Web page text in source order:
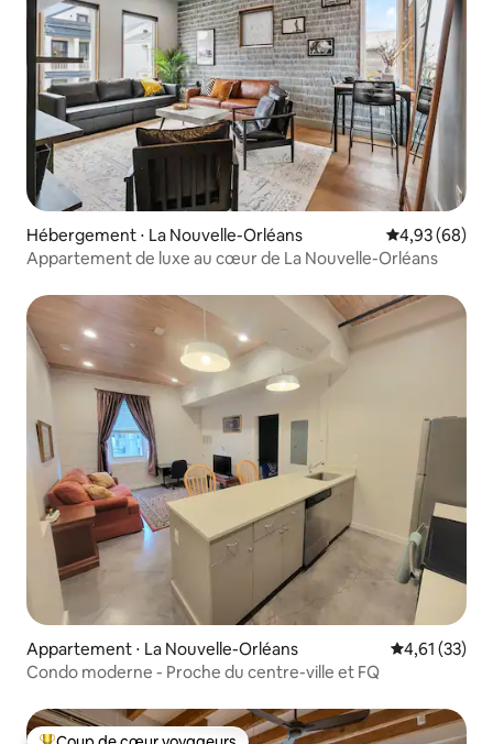
Hébergement ⋅ La Nouvelle-Orléans Évaluation
4,93 (68)
Appartement de luxe au cœur de La Nouvelle-Orléans
Appartement ⋅ La Nouvelle-Orléans Évaluation
4,61 (33)
Condo moderne - Proche du centre-ville et FQ